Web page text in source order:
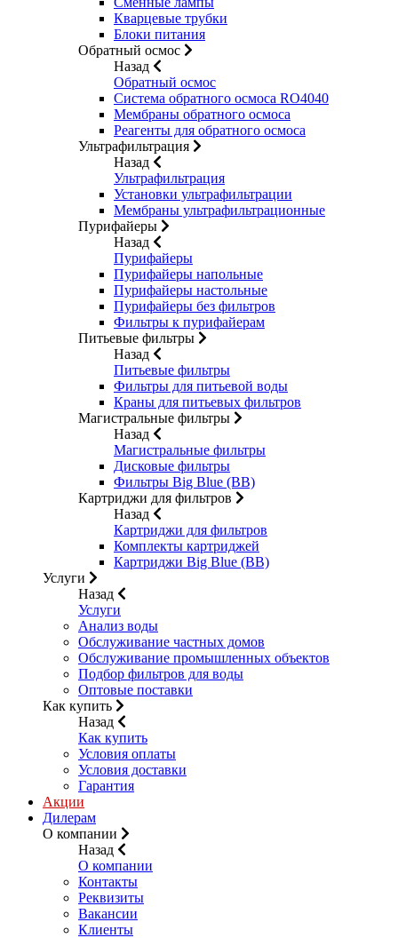
Кварцевые трубки
Блоки питания
Обратный осмос
Назад
Обратный осмос
Система обратного осмоса RO4040
Мембраны обратного осмоса
Реагенты для обратного осмоса
Ультрафильтрация
Назад
Ультрафильтрация
Установки ультрафильтрации
Мембраны ультрафильтрационные
Пурифайеры
Назад
Пурифайеры
Пурифайеры напольные
Пурифайеры настольные
Пурифайеры без фильтров
Фильтры к пурифайерам
Питьевые фильтры
Назад
Питьевые фильтры
Фильтры для питьевой воды
Краны для питьевых фильтров
Магистральные фильтры
Назад
Магистральные фильтры
Дисковые фильтры
Фильтры Big Blue (BB)
Картриджи для фильтров
Назад
Картриджи для фильтров
Комплекты картриджей
Картриджи Big Blue (BB)
Услуги
Назад
Услуги
Анализ воды
Обслуживание частных домов
Обслуживание промышленных объектов
Подбор фильтров для воды
Оптовые поставки
Как купить
Назад
Как купить
Условия оплаты
Условия доставки
Гарантия
Акции
Дилерам
О компании
Назад
О компании
Контакты
Реквизиты
Вакансии
Клиенты